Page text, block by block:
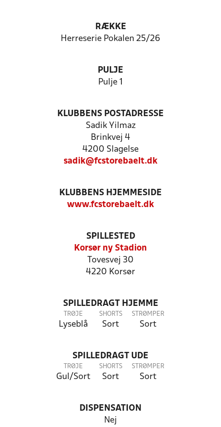
RÆKKE
Herreserie Pokalen 25/26
PULJE
Pulje 1
KLUBBENS POSTADRESSE
Sadik Yilmaz
Brinkvej 4
4200 Slagelse
sadik@fcstorebaelt.dk
KLUBBENS HJEMMESIDE
www.fcstorebaelt.dk
SPILLESTED
Korsør ny Stadion
Tovesvej 30
4220 Korsør
SPILLEDRAGT HJEMME
TRØJE
Lyseblå
SHORTS
Sort
STRØMPER
Sort
SPILLEDRAGT UDE
TRØJE
Gul/Sort
SHORTS
Sort
STRØMPER
Sort
DISPENSATION
Nej